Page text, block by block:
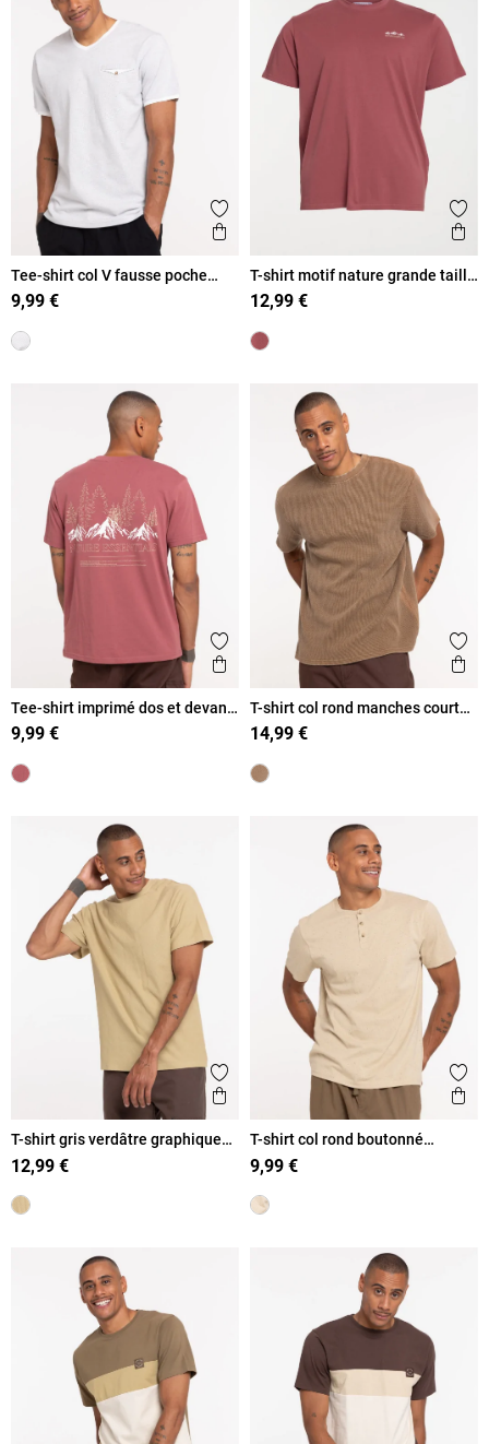
Ajouter aux favoris
Aperçu rapide
Tee-shirt col V fausse poche
homme
9,99 €
T-shirt motif nature grande taille
homme
12,99 €
Ajouter aux favoris
Aperçu rapide
Tee-shirt imprimé dos et devant
homme
9,99 €
T-shirt col rond manches courtes
homme
14,99 €
Ajouter aux favoris
Aperçu rapide
T-shirt gris verdâtre graphique
homme
12,99 €
T-shirt col rond boutonné
homme
9,99 €